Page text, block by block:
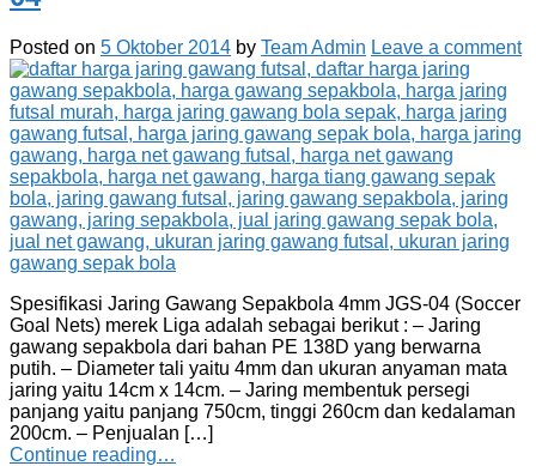
Posted on 5 Oktober 2014 by Team Admin Leave a comment
Spesifikasi Jaring Gawang Sepakbola 4mm JGS-04 (Soccer
Goal Nets) merek Liga adalah sebagai berikut : – Jaring
gawang sepakbola dari bahan PE 138D yang berwarna
putih. – Diameter tali yaitu 4mm dan ukuran anyaman mata
jaring yaitu 14cm x 14cm. – Jaring membentuk persegi
panjang yaitu panjang 750cm, tinggi 260cm dan kedalaman
200cm. – Penjualan […]
Continue reading…